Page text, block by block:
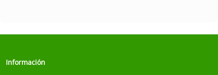
Información